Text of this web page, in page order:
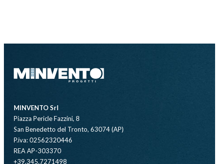
MINVENTO Srl
Piazza Pericle Fazzini, 8
San Benedetto del Tronto, 63074 (AP)
P.iva: 02562320446
REA AP-303370
+39.345.7271498